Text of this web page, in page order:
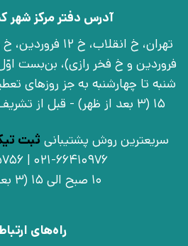
آدرس دفتر مرکز شهر
15 (3 بعد از ظهر) - قبل از تشریف آوردن تماس بگیرید
سریعترین روش پشتیبانی ثبت
021-66410976 | 09030925756
10 صبح الی 15 (3 بعد از ظهر)
راه‌های